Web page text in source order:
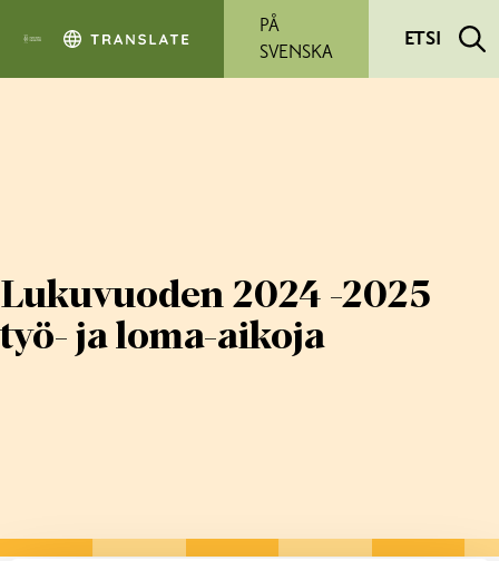
PÅ
SVENSKA
ETSI
Lukuvuoden 2024 -2025
työ- ja loma-aikoja